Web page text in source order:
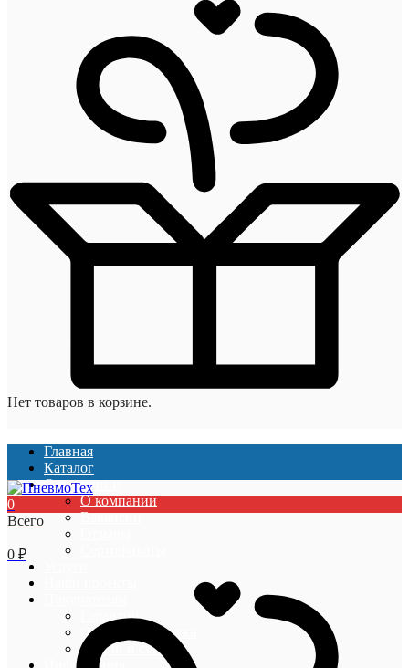
Нет товаров в корзине.
Главная
Каталог
О компании
О компании
Вакансии
Гарантии
Оплата и доставка
Акции и скидки
0
Всего
0 ₽